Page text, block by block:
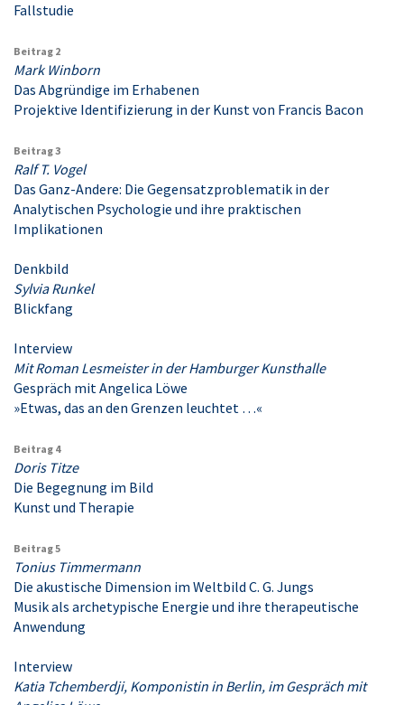
Fallstudie
Beitrag 2
Mark Winborn
Das Abgründige im Erhabenen
Projektive Identifizierung in der Kunst von Francis Bacon
Beitrag 3
Ralf T. Vogel
Das Ganz-Andere: Die Gegensatzproblematik in der
Analytischen Psychologie und ihre praktischen
Implikationen
Denkbild
Sylvia Runkel
Blickfang
Interview
Mit Roman Lesmeister in der Hamburger Kunsthalle
Gespräch mit Angelica Löwe
»Etwas, das an den Grenzen leuchtet …«
Beitrag 4
Doris Titze
Die Begegnung im Bild
Kunst und Therapie
Beitrag 5
Tonius Timmermann
Die akustische Dimension im Weltbild C. G. Jungs
Musik als archetypische Energie und ihre therapeutische
Anwendung
Interview
Katia Tchemberdji, Komponistin in Berlin, im Gespräch mit